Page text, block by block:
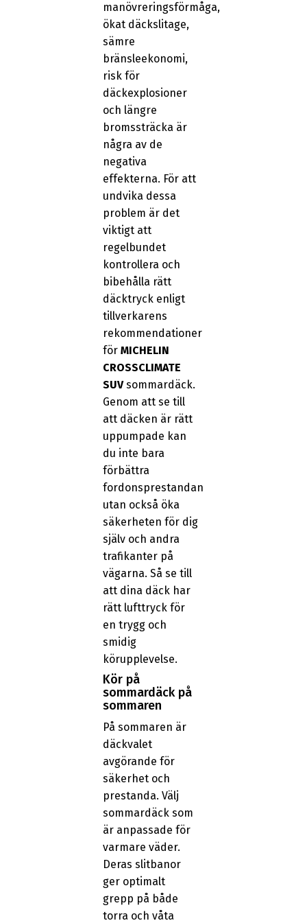
manövreringsförmåga,
ökat däckslitage,
sämre
bränsleekonomi,
risk för
däckexplosioner
och längre
bromssträcka är
några av de
negativa
effekterna. För att
undvika dessa
problem är det
viktigt att
regelbundet
kontrollera och
bibehålla rätt
däcktryck enligt
tillverkarens
rekommendationer
förMICHELIN
CROSSCLIMATE
SUVsommardäck.
Genom att se till
att däcken är rätt
uppumpade kan
du inte bara
förbättra
fordonsprestandan
utan också öka
säkerheten för dig
själv och andra
trafikanter på
vägarna. Så se till
att dina däck har
rätt lufttryck för
en trygg och
smidig
körupplevelse.
Kör på
sommardäck på
sommaren
På sommaren är
däckvalet
avgörande för
säkerhet och
prestanda. Välj
sommardäck som
är anpassade för
varmare väder.
Deras slitbanor
ger optimalt
grepp på både
torra och våta